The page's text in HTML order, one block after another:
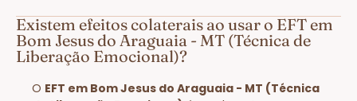
Existem efeitos colaterais ao usar o EFT em
Bom Jesus do Araguaia - MT (Técnica de
Liberação Emocional)?
O EFT em Bom Jesus do Araguaia - MT (Técnica